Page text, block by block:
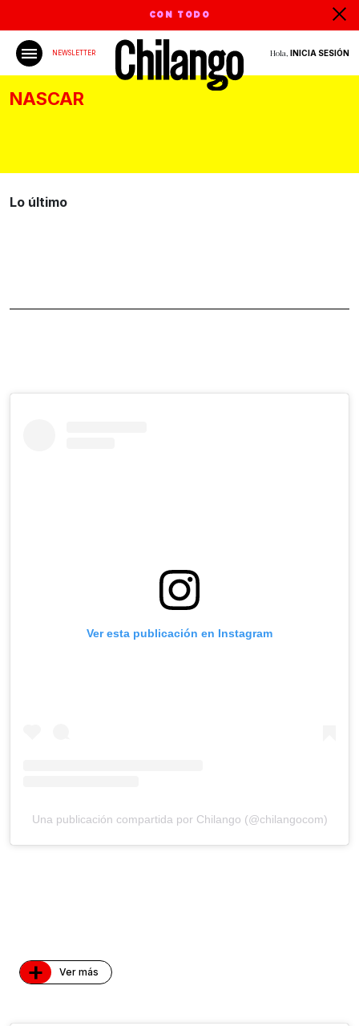
CON TODO
NEWSLETTER Hola, INICIA SESIÓN
NASCAR
Lo último
Ver esta publicación en Instagram
Una publicación compartida por Chilango (@chilangocom)
+ Ver más